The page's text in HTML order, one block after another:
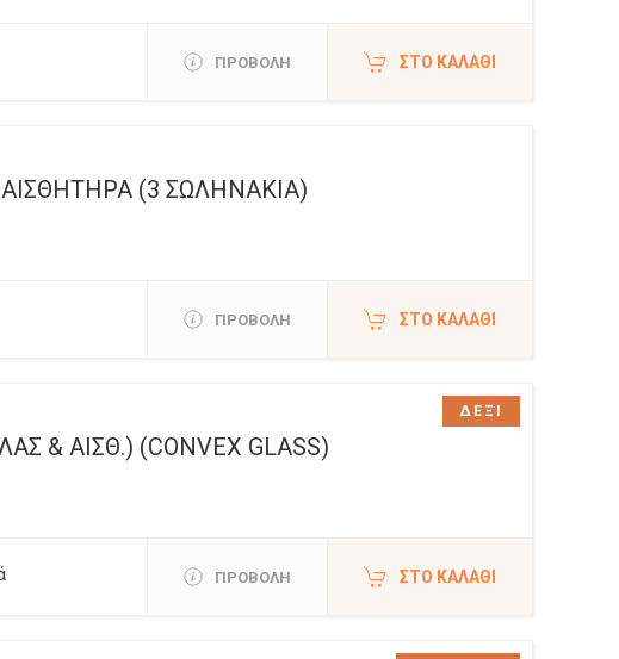
ΠΡΟΒΟΛΗ ΣΤΟ ΚΑΛΆΘΙ
(3 ΣΩΛΗΝΑΚΙΑ)
ΠΡΟΒΟΛΗ ΣΤΟ ΚΑΛΆΘΙ
ΑΙΣΘ.) (CONVEX GLASS)
ΠΡΟΒΟΛΗ ΣΤΟ ΚΑΛΆΘΙ
ΔΕΞΙ